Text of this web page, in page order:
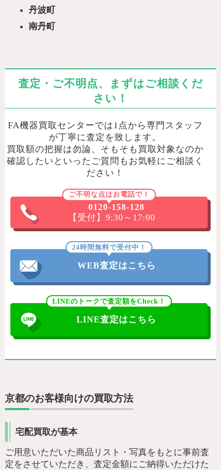
丹波町
南丹町
査定・ご不明点、まずはご相談くだ
さい！
FA機器買取センターでは1点から専門スタッフ
が丁寧に査定を致します。
買取額の把握は勿論、そもそも買取対象なのか
確認したいといったご質問もお気軽にご相談く
ださい！
ご不明な点はお電話で！
0120-158-128
【受付】9:30～17:00
24時間無料で受付中！
WEB査定はこちら
LINEのトークで査定額をCheck！
LINE査定はこちら
京都のお客様向けの買取方法
宅配買取が基本
ご用意いただいた商品リスト・写真をもとに事前査
定をさせていただき、査定金額にご納得いただけた